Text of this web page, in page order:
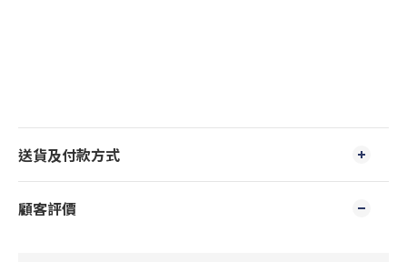
送貨及付款方式
顧客評價